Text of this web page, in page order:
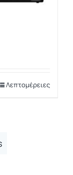
Λεπτομέρειες